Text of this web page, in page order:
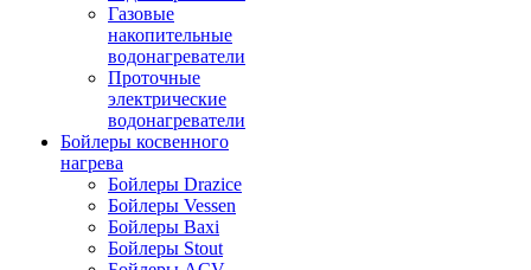
Газовые
накопительные
водонагреватели
Проточные
электрические
водонагреватели
Бойлеры косвенного
нагрева
Бойлеры Drazice
Бойлеры Vessen
Бойлеры Baxi
Бойлеры Stout